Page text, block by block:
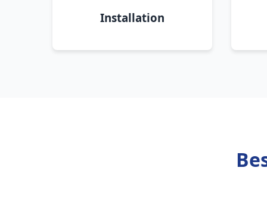
Installation